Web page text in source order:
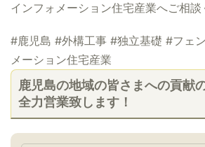
インフォメーション住宅産業へご相談
#鹿児島 #外構工事 #独立基礎 #フェ
メーション住宅産業
鹿児島の地域の皆さまへの貢献
全力営業致します！